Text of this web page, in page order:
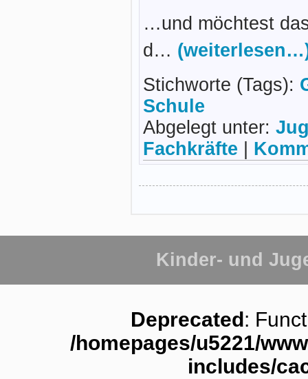
…und möchtest
d…
Stichworte (Tags):
Schule
Abgelegt unter:
Fachkräfte
Kinder- und
Deprecated :
/homepages/u5221/
includes/